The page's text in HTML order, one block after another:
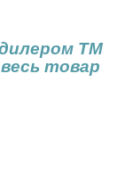
ТМ
товар